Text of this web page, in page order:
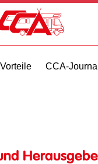
Vorteile CCA-Journal